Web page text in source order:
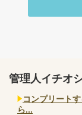
管理人イチオ
コンプリート
ら...